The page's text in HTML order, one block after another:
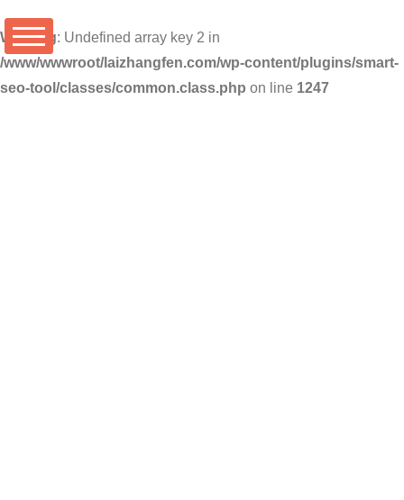
Warning: Undefined array key 2 in
/www/wwwroot/laizhangfen.com/wp-content/plugins/smart-
seo-tool/classes/common.class.php on line 1247